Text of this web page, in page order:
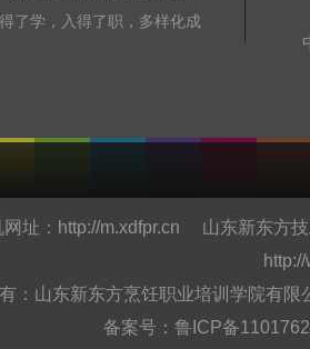
了学，入得了职，多样化成
址： http://m.xdfpr.cn 山东新东方技
：山东新东方烹饪职业培训学院有
备案号： 鲁ICP备